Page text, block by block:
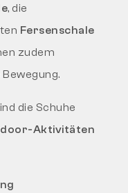
, die
Fersenschale
zudem
die Schuhe
Aktivitäten